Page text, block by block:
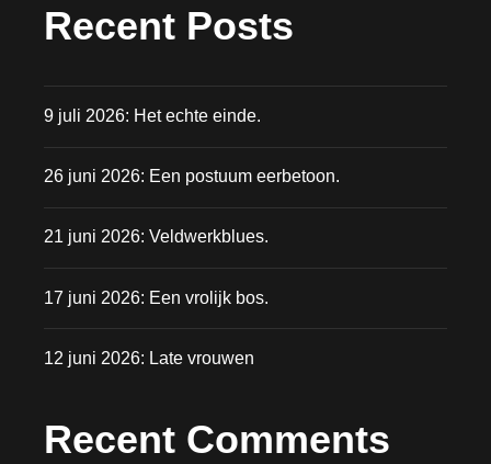
Recent Posts
9 juli 2026: Het echte einde.
26 juni 2026: Een postuum eerbetoon.
21 juni 2026: Veldwerkblues.
17 juni 2026: Een vrolijk bos.
12 juni 2026: Late vrouwen
Recent Comments